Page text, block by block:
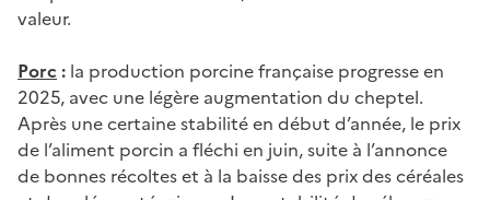
valeur.
Porc: la production porcine française progresse en
2025, avec une légère augmentation du cheptel.
Après une certaine stabilité en début d’année, le prix
de l’aliment porcin a fléchi en juin, suite à l’annonce
de bonnes récoltes et à la baisse des prix des céréales